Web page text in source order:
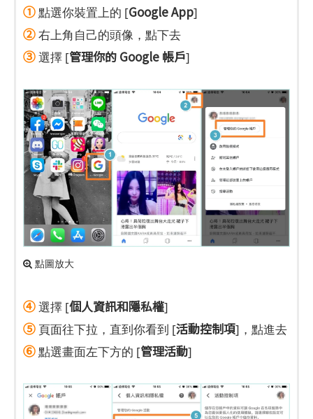
①點選你裝置上的 [Google App]
②右上角自己的頭像，點下去
③選擇 [管理你的 Google 帳戶]
點圖放大
④選擇 [個人資訊和隱私權]
⑤ 頁面往下拉，直到你看到 [活動控制項]，點進去
⑥點選畫面左下方的 [管理活動]